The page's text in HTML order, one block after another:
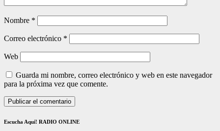
Nombre *
Correo electrónico *
Web
Guarda mi nombre, correo electrónico y web en este navegador
para la próxima vez que comente.
Escucha Aquí! RADIO ONLINE